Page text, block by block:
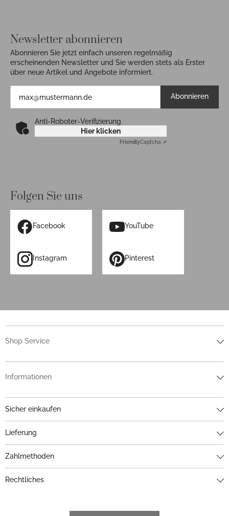
Newsletter abonnieren
Abonnieren Sie jetzt einfach unseren regelmäßig
erscheinenden Newsletter und Sie werden stets als Erster
über neue Artikel und Angebote informiert.
Abonnieren
Anti-Roboter-Verifizierung
Hier klicken
FriendlyCaptcha ⇗
Folgen Sie uns
Facebook YouTube
Instagram Pinterest
Shop Service
Informationen
Sicher einkaufen
Lieferung
Zahlmethoden
Rechtliches